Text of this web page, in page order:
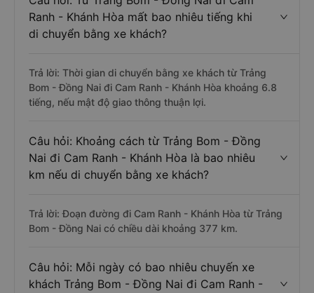
Ranh - Khánh Hòa mất bao nhiêu tiếng khi
di chuyển bằng xe khách?
Trả lời: Thời gian di chuyển bằng xe khách từ Trảng
Bom - Đồng Nai đi Cam Ranh - Khánh Hòa khoảng 6.8
tiếng, nếu mật độ giao thông thuận lợi.
Câu hỏi: Khoảng cách từ Trảng Bom - Đồng
Nai đi Cam Ranh - Khánh Hòa là bao nhiêu
km nếu di chuyển bằng xe khách?
Trả lời: Đoạn đường đi Cam Ranh - Khánh Hòa từ Trảng
Bom - Đồng Nai có chiều dài khoảng 377 km.
Câu hỏi: Mỗi ngày có bao nhiêu chuyến xe
khách Trảng Bom - Đồng Nai đi Cam Ranh -